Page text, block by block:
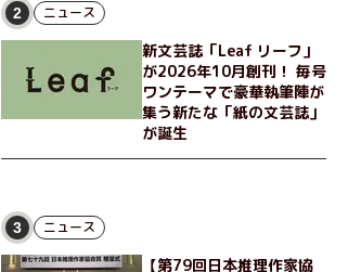
ょっとした贅沢を楽しんだり、近所のおばちゃんの
恋バナを聞いてあげたり、部屋でふたりだけの「台
湾映画祭」を催したり。50代独身、幼なじみの変
わらぬ友情とささやかな幸せの日々を描く。
2 ニュース
新文芸誌「Leaf リーフ」
が2026年10月創刊！ 毎号
ワンテーマで豪華執筆陣が
集う新たな「紙の文芸誌」
が誕生
3 ニュース
【第79回日本推理作家協